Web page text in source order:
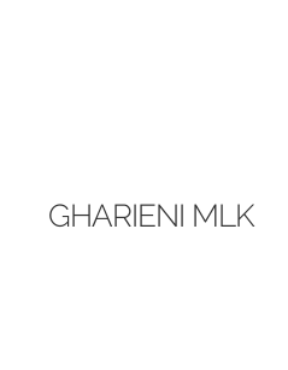
GHARIENI MLK